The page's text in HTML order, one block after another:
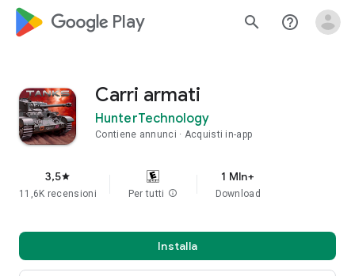
google_logo Play search help_outline
Carri armati
HunterTechnology
Contiene annunci Acquisti in-app
3,5star
11,6K recensioni Per tutti info
1 Mln+
Download
Installa